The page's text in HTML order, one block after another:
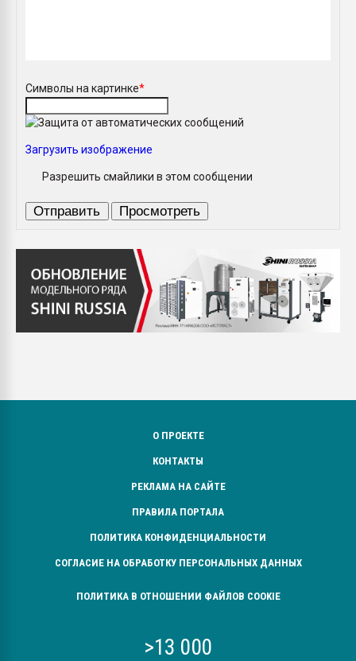
Символы на картинке*
Загрузить изображение
Разрешить смайлики в этом сообщении
О ПРОЕКТЕ
КОНТАКТЫ
РЕКЛАМА НА САЙТЕ
ПРАВИЛА ПОРТАЛА
ПОЛИТИКА КОНФИДЕНЦИАЛЬНОСТИ
СОГЛАСИЕ НА ОБРАБОТКУ ПЕРСОНАЛЬНЫХ ДАННЫХ
ПОЛИТИКА В ОТНОШЕНИИ ФАЙЛОВ COOKIE
>13 000